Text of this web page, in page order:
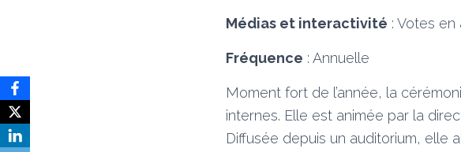
Médias et interactivité :Votes en
Fréquence :Annuelle
Moment fort de l’année, la
internes. Elle est animée par la
Diffusée depuis un auditorium, elle